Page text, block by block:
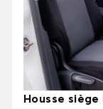
Housse siège